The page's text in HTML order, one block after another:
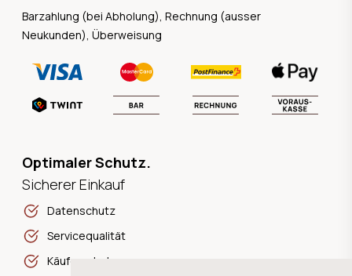
Barzahlung (bei Abholung), Rechnung (ausser
Neukunden), Überweisung
Optimaler Schutz.
Sicherer Einkauf
Datenschutz
Servicequalität
Käuferschutz